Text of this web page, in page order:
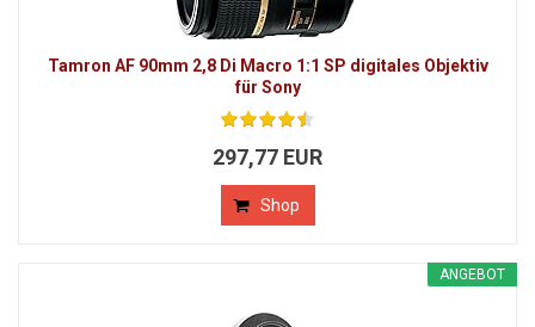
Tamron AF 90mm 2,8 Di Macro 1:1 SP digitales Objektiv
für Sony
297,77 EUR
Shop
ANGEBOT